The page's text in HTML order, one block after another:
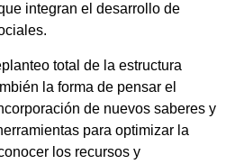
integran el desarrollo de
total de la estructura
la forma de pensar el
de nuevos saberes y
para optimizar la
los recursos y